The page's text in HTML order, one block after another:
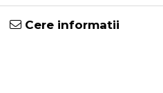
Cere informatii